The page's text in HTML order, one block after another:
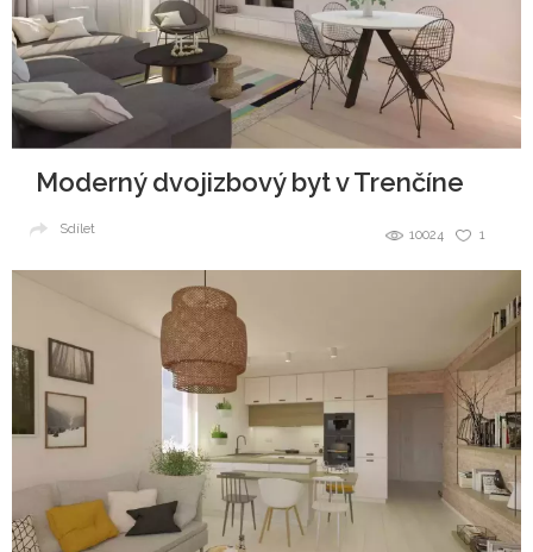
Moderný dvojizbový byt v Trenčíne
1
10024
Sdílet